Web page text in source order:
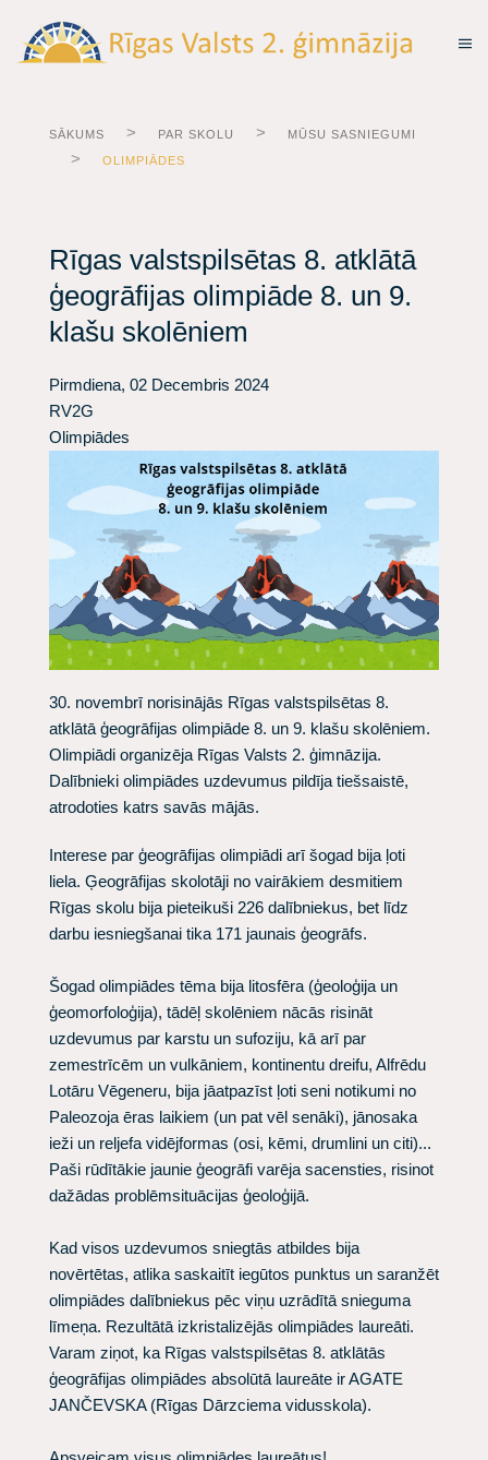
SĀKUMS PAR SKOLU
MŪSU SASNIEGUMI
OLIMPIĀDES
Rīgas valstspilsētas 8. atklātā
ģeogrāfijas olimpiāde 8. un 9.
klašu skolēniem
Pirmdiena, 02 Decembris 2024
RV2G
Olimpiādes
30. novembrī norisinājās Rīgas valstspilsētas 8.
atklātā ģeogrāfijas olimpiāde 8. un 9. klašu skolēniem.
Olimpiādi organizēja Rīgas Valsts 2. ģimnāzija.
Dalībnieki olimpiādes uzdevumus pildīja tiešsaistē,
atrodoties katrs savās mājās.
Interese par ģeogrāfijas olimpiādi arī šogad bija ļoti
liela. Ģeogrāfijas skolotāji no vairākiem desmitiem
Rīgas skolu bija pieteikuši 226 dalībniekus, bet līdz
darbu iesniegšanai tika 171 jaunais ģeogrāfs.
Šogad olimpiādes tēma bija litosfēra (ģeoloģija un
ģeomorfoloģija), tādēļ skolēniem nācās risināt
uzdevumus par karstu un sufoziju, kā arī par
zemestrīcēm un vulkāniem, kontinentu dreifu, Alfrēdu
Lotāru Vēgeneru, bija jāatpazīst ļoti seni notikumi no
Paleozoja ēras laikiem (un pat vēl senāki), jānosaka
ieži un reljefa vidējformas (osi, kēmi, drumlini un citi)...
Paši rūdītākie jaunie ģeogrāfi varēja sacensties, risinot
dažādas problēmsituācijas ģeoloģijā.
Kad visos uzdevumos sniegtās atbildes bija
novērtētas, atlika saskaitīt iegūtos punktus un saranžēt
olimpiādes dalībniekus pēc viņu uzrādītā snieguma
līmeņa. Rezultātā izkristalizējās olimpiādes laureāti.
Varam ziņot, ka Rīgas valstspilsētas 8. atklātās
ģeogrāfijas olimpiādes absolūtā laureāte ir AGATE
JANČEVSKA (Rīgas Dārzciema vidusskola).